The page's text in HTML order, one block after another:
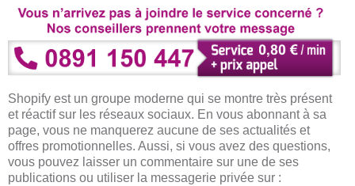
Shopify est un groupe moderne qui se montre très présent
et réactif sur les réseaux sociaux. En vous abonnant à sa
page, vous ne manquerez aucune de ses actualités et
offres promotionnelles. Aussi, si vous avez des questions,
vous pouvez laisser un commentaire sur une de ses
publications ou utiliser la messagerie privée sur :